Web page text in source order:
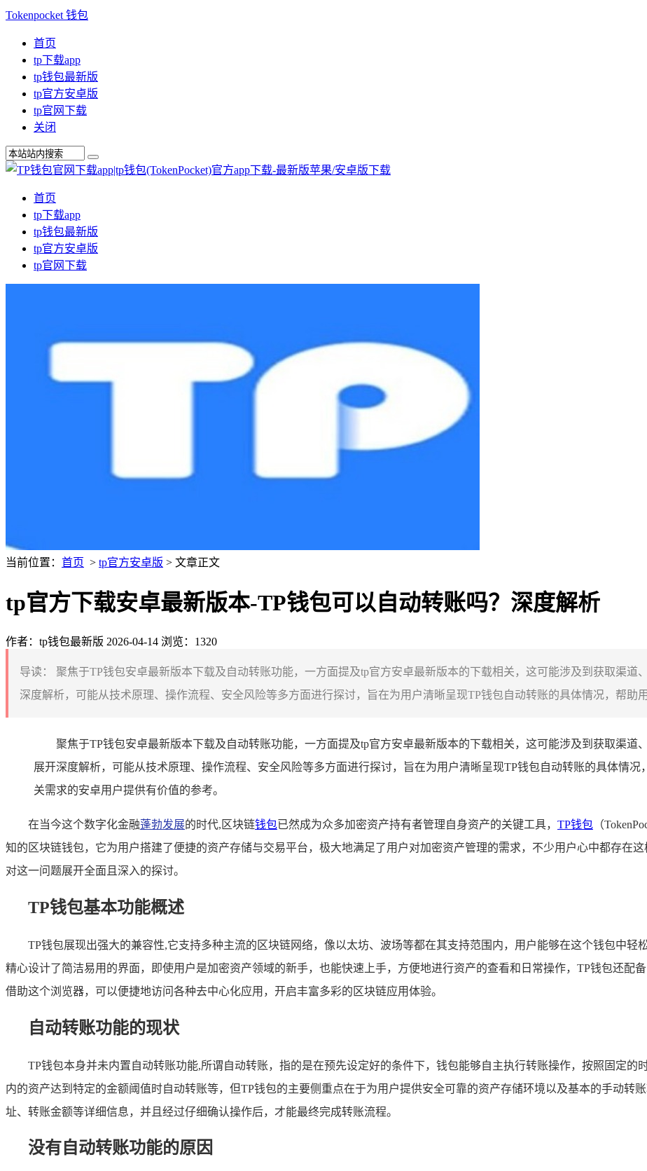
Tokenpocket 钱包
首页
tp下载app
tp钱包最新版
tp官方安卓版
tp官网下载
关闭
首页
tp下载app
tp钱包最新版
tp官方安卓版
tp官网下载
当前位置： 首页 > tp官方安卓版 > 文章正文
tp官方下载安卓最新版本-TP钱包可以自动转账吗？深度解析
作者：tp钱包最新版 2026-04-14 浏览：1320
导读：
聚焦于TP钱包安卓最新版本下载及自动转账功能，一方面提及tp官方安卓最新版本的下载相关，这可能涉及到获取渠道
深度解析，可能从技术原理、操作流程、安全风险等多方面进行探讨，旨在为用户清晰呈现TP钱包自动转账的具体情况，帮助
聚焦于TP钱包安卓最新版本下载及自动转账功能，一方面提及tp官方安卓最新版本的下载相关，这可能涉及到获取渠道
展开深度解析，可能从技术原理、操作流程、安全风险等多方面进行探讨，旨在为用户清晰呈现TP钱包自动转账的具体情
关需求的安卓用户提供有价值的参考。
在当今这个数字化金融蓬勃发展的时代,区块链钱包已然成为众多加密资产持有者管理自身资产的关键工具， TP钱包 （
知的区块链钱包，它为用户搭建了便捷的资产存储与交易平台，极大地满足了用户对加密资产管理的需求，不少用户心中都存在
对这一问题展开全面且深入的探讨。
TP钱包基本功能概述
TP钱包展现出强大的兼容性,它支持多种主流的区块链网络，像以太坊、波场等都在其支持范围内，用户能够在这个钱包中轻
精心设计了简洁易用的界面，即使用户是加密资产领域的新手，也能快速上手，方便地进行资产的查看和日常操作，TP钱包还配
借助这个浏览器，可以便捷地访问各种去中心化应用，开启丰富多彩的区块链应用体验。
自动转账功能的现状
TP钱包本身并未内置自动转账功能,所谓自动转账，指的是在预先设定好的条件下，钱包能够自主执行转账操作，按照固定
内的资产达到特定的金额阈值时自动转账等，但TP钱包的主要侧重点在于为用户提供安全可靠的资产存储环境以及基本的手动转
址、转账金额等详细信息，并且经过仔细确认操作后，才能最终完成转账流程。
没有自动转账功能的原因